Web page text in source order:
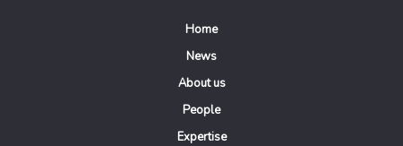
Home
News
About us
People
Expertise